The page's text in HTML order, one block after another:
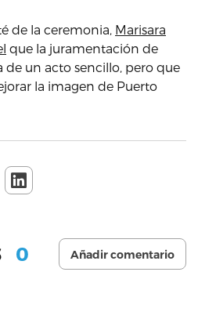
de la ceremonia, Marisara
que la juramentación de
de un acto sencillo, pero que
la imagen de Puerto
0 Añadir comentario